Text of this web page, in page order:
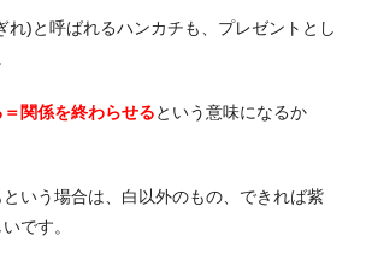
れ)と呼ばれるハンカチも、プレゼントとし
関係を終わらせるという意味になるか
いう場合は、白以外のもの、できれば紫
です。